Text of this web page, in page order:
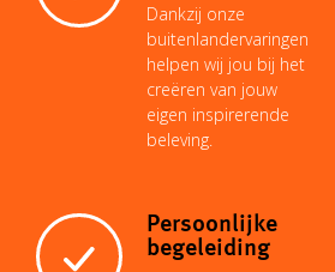
Dankzij onze
buitenlandervaringen
helpen wij jou bij het
creëren van jouw
eigen inspirerende
beleving.
Persoonlijke
begeleiding